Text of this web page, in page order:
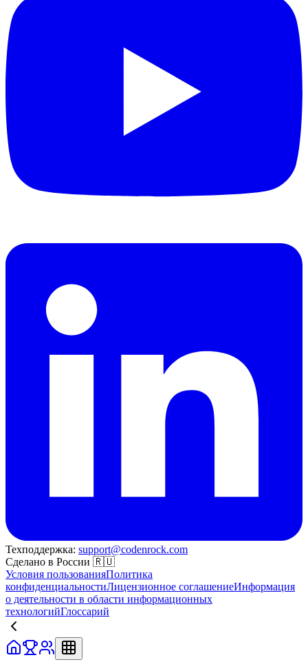
Техподдержка: support@codenrock.com
Сделано в России 🇷🇺
Условия пользованияПолитика
конфиденциальностиЛицензионное соглашениеИнформация
о деятельности в области информационных
технологийГлоссарий